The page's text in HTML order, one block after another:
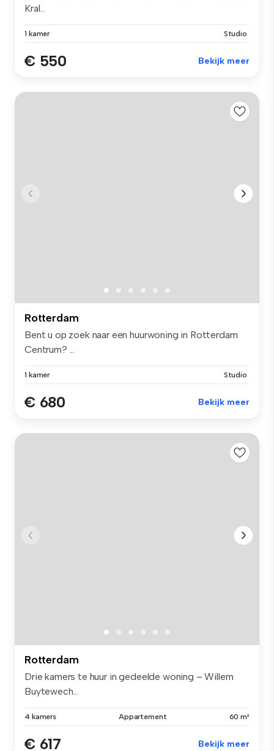
Kral...
1 kamer Studio
€ 550 Bekijk meer
Rotterdam
Bent u op zoek naar een huurwoning in Rotterdam
Centrum? ...
1 kamer Studio
€ 680 Bekijk meer
Rotterdam
Drie kamers te huur in gedeelde woning – Willem
Buytewech...
4 kamers Appartement 60 m²
€ 617 Bekijk meer